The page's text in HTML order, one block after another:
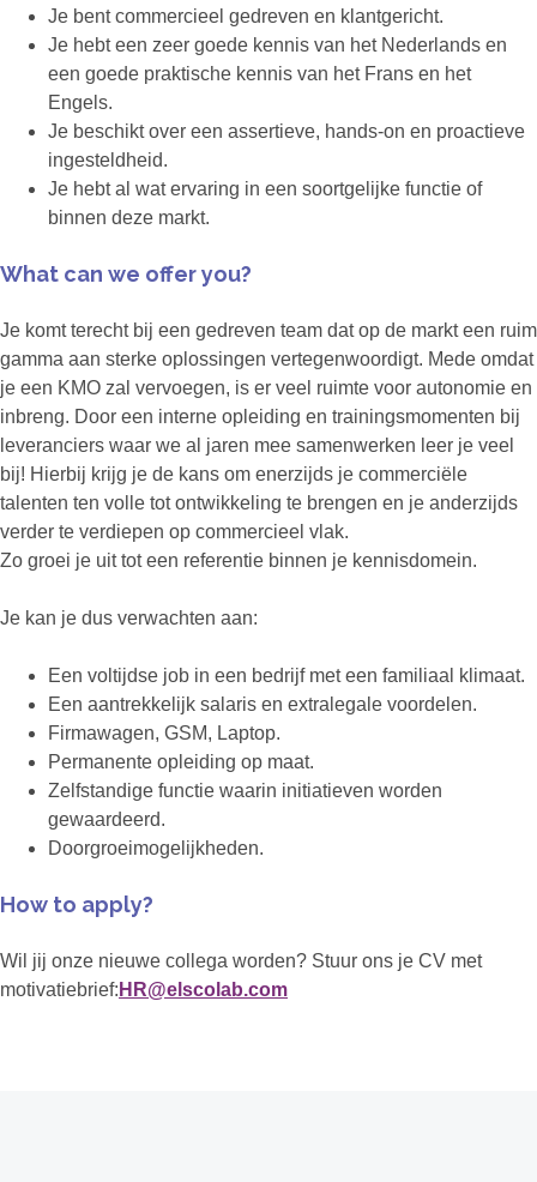
Je bent commercieel gedreven en klantgericht.
Je hebt een zeer goede kennis van het Nederlands en
een goede praktische kennis van het Frans en het
Engels.
Je beschikt over een assertieve, hands-on en proactieve
ingesteldheid.
Je hebt al wat ervaring in een soortgelijke functie of
binnen deze markt.
What can we offer you?
Je komt terecht bij een gedreven team dat op de markt een ruim
gamma aan sterke oplossingen vertegenwoordigt. Mede omdat
je een KMO zal vervoegen, is er veel ruimte voor autonomie en
inbreng. Door een interne opleiding en trainingsmomenten bij
leveranciers waar we al jaren mee samenwerken leer je veel
bij! Hierbij krijg je de kans om enerzijds je commerciële
talenten ten volle tot ontwikkeling te brengen en je anderzijds
verder te verdiepen op commercieel vlak.
Zo groei je uit tot een referentie binnen je kennisdomein.
Je kan je dus verwachten aan:
Een voltijdse job in een bedrijf met een familiaal klimaat.
Een aantrekkelijk salaris en extralegale voordelen.
Firmawagen, GSM, Laptop.
Permanente opleiding op maat.
Zelfstandige functie waarin initiatieven worden
gewaardeerd.
Doorgroeimogelijkheden.
How to apply?
Wil jij onze nieuwe collega worden? Stuur ons je CV met
motivatiebrief: HR@elscolab.com